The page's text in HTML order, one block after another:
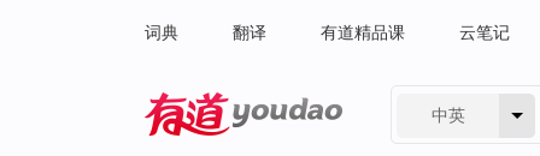
词典 翻译 有道精品课 云笔记
中英